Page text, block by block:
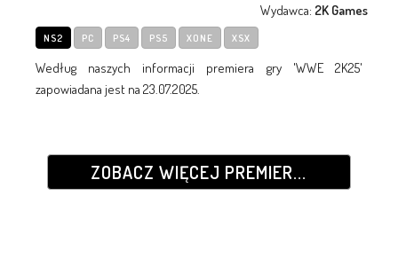
Wydawca: 2K Games
NS2 PC PS4 PS5 XONE XSX
Według naszych informacji premiera gry 'WWE 2K25'
zapowiadana jest na 23.07.2025.
ZOBACZ WIĘCEJ PREMIER...